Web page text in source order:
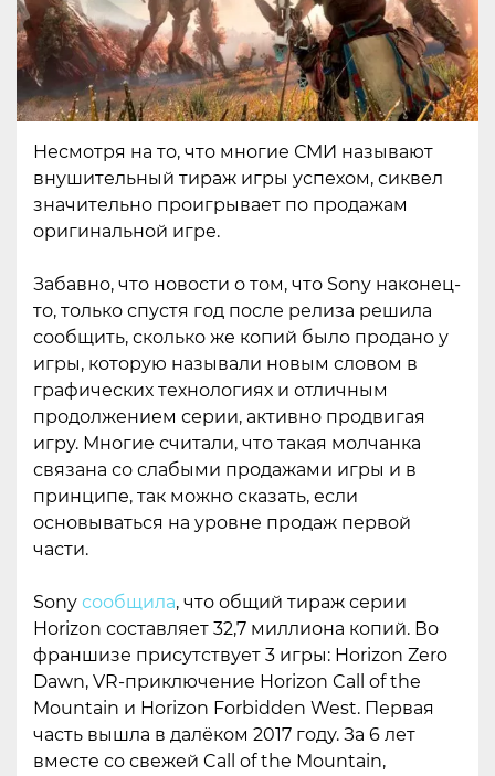
Несмотря на то, что многие СМИ называют
внушительный тираж игры успехом, сиквел
значительно проигрывает по продажам
оригинальной игре.
Забавно, что новости о том, что Sony наконец-
то, только спустя год после релиза решила
сообщить, сколько же копий было продано у
игры, которую называли новым словом в
графических технологиях и отличным
продолжением серии, активно продвигая
игру. Многие считали, что такая молчанка
связана со слабыми продажами игры и в
принципе, так можно сказать, если
основываться на уровне продаж первой
части.
Sony сообщила, что общий тираж серии
Horizon составляет 32,7 миллиона копий. Во
франшизе присутствует 3 игры: Horizon Zero
Dawn, VR-приключение Horizon Call of the
Mountain и Horizon Forbidden West. Первая
часть вышла в далёком 2017 году. За 6 лет
вместе со свежей Call of the Mountain,